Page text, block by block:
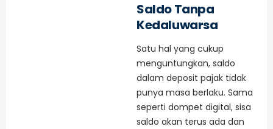
Saldo Tanpa
Kedaluwarsa
Satu hal yang cukup
menguntungkan, saldo
dalam deposit pajak tidak
punya masa berlaku. Sama
seperti dompet digital, sisa
saldo akan terus ada dan